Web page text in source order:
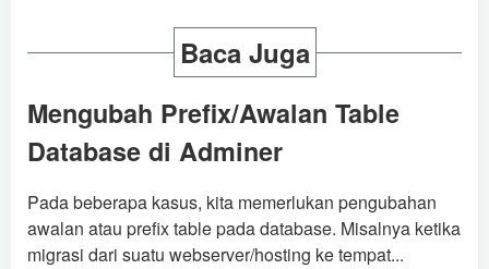
Baca Juga
Mengubah Prefix/Awalan Table
Database di Adminer
Pada beberapa kasus, kita memerlukan pengubahan
awalan atau prefix table pada database. Misalnya ketika
migrasi dari suatu webserver/hosting ke tempat...